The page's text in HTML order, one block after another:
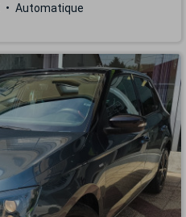
Automatique